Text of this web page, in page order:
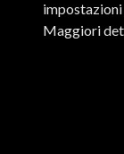
impostazioni
Maggiori